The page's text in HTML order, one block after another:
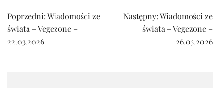
Nawigacja
wpisu
Poprzedni:Wiadomości ze
świata – Vegezone –
22.03.2026
Następny:Wiadomości ze
świata – Vegezone –
26.03.2026